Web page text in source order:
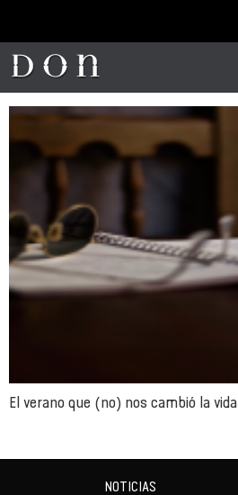
El verano que (no) nos cambió la vida
NOTICIAS